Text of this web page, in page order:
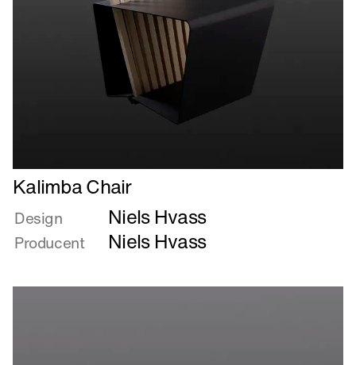
Læs
mere
om
Kalimba
Chair
Kalimba Chair
Design Niels Hvass
Producent Niels Hvass